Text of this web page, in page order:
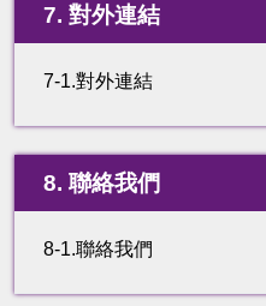
7. 對外連結
7-1.對外連結
8. 聯絡我們
8-1.聯絡我們